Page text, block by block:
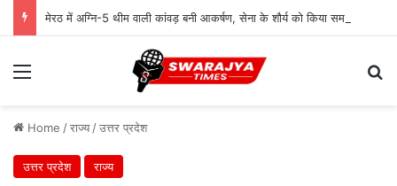
मेरठ में अग्नि-5 थीम वाली कांवड़ बनी आकर्षण, सेना के शौर्य को किया समर्पित
Menu
Home /राज्य /उत्तर प्रदेश
उत्तर प्रदेश राज्य